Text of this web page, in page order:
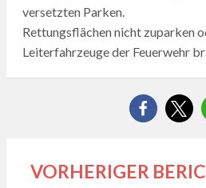
versetzten Parken.
Rettungsflächen nicht zuparken
Leiterfahrzeuge der Feuerwehr
VORHERIGER